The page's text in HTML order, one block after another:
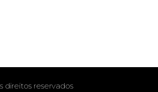
direitos reservados